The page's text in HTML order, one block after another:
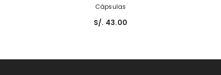
Cápsulas
S/. 43.00